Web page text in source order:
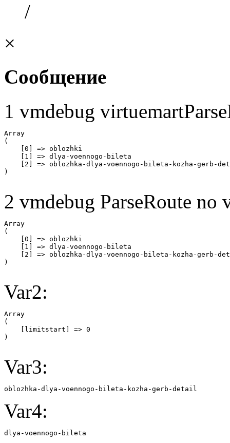
/
×
Сообщение
1 vmdebug
Array
(
    [0] => oblozhki
    [1] => dlya-voennogo-bileta
[2] => oblozhka-dlya-voennogo-bileta-kozha-gerb-
2 vmdebug ParseRoute no
Array
(
    [0] => oblozhki
    [1] => dlya-voennogo-bileta
[2] => oblozhka-dlya-voennogo-bileta-kozha-gerb-
Var2:
Array
(
    [limitstart] => 0
Var3:
oblozhka-dlya-voennogo-bileta-kozha-gerb-detail
Var4:
dlya-voennogo-bileta